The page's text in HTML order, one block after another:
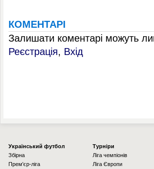
КОМЕНТАРІ
Залишати коментарі можуть
Реєстрація, Вхід
Українcький футбол
Збірна
Прем'єр-ліга
Турніри
Ліга чемпіонів
Ліга Європи